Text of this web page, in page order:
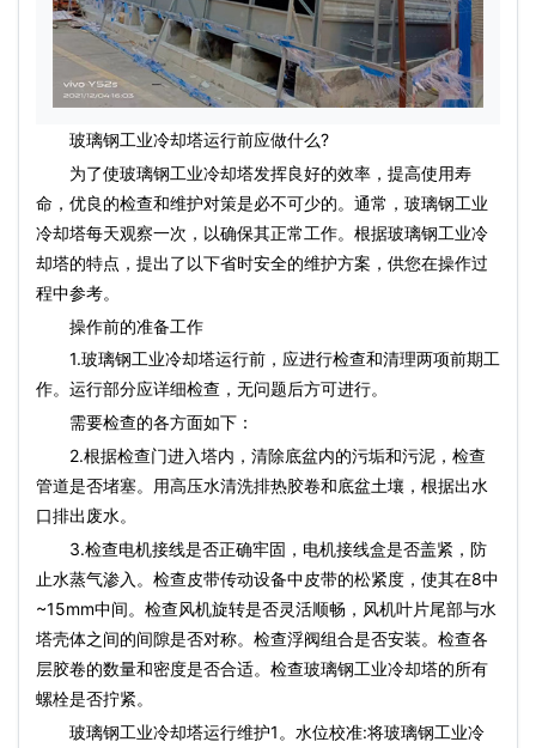
玻璃钢工业冷却塔运行前应做什么?
为了使玻璃钢工业冷却塔发挥良好的效率，提高使用寿
命，优良的检查和维护对策是必不可少的。通常，玻璃钢工业
冷却塔每天观察一次，以确保其正常工作。根据玻璃钢工业冷
却塔的特点，提出了以下省时安全的维护方案，供您在操作过
程中参考。
操作前的准备工作
1.玻璃钢工业冷却塔运行前，应进行检查和清理两项前期工
作。运行部分应详细检查，无问题后方可进行。
需要检查的各方面如下：
2.根据检查门进入塔内，清除底盆内的污垢和污泥，检查
管道是否堵塞。用高压水清洗排热胶卷和底盆土壤，根据出水
口排出废水。
3.检查电机接线是否正确牢固，电机接线盒是否盖紧，防
止水蒸气渗入。检查皮带传动设备中皮带的松紧度，使其在8中
~15mm中间。检查风机旋转是否灵活顺畅，风机叶片尾部与水
塔壳体之间的间隙是否对称。检查浮阀组合是否安装。检查各
层胶卷的数量和密度是否合适。检查玻璃钢工业冷却塔的所有
螺栓是否拧紧。
玻璃钢工业冷却塔运行维护1。水位校准:将玻璃钢工业冷